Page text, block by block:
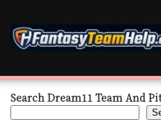
content
Search Dream11 Team And